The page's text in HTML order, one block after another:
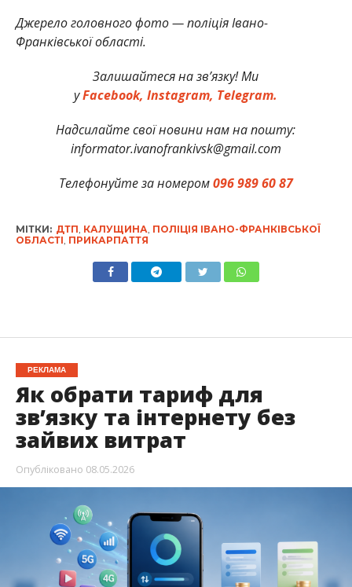
Джерело головного фото — поліція Івано-
Франківської області.
Залишайтеся на зв’язку! Ми
уFacebook, Instagram, Telegram.
Надсилайте свої новини нам на пошту:
informator.ivanofrankivsk@gmail.com
Телефонуйте за номером096 989 60 87
МІТКИ: ДТП КАЛУЩИНА ПОЛІЦІЯ ІВАНО-ФРАНКІВСЬКОЇ
ОБЛАСТІ ПРИКАРПАТТЯ
РЕКЛАМА
Як обрати тариф для
зв’язку та інтернету без
зайвих витрат
Опубліковано 08.05.2026